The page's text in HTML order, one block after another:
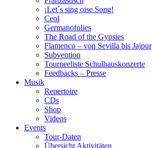
¡Let´s sing oise Song!
Ceol
Germanofolies
The Road of the Gypsies
Flamenco – von Sevilla bis Jajpur
Subvention
Tourneeliste Schulhauskonzerte
Feedbacks – Presse
Musik
Repertoire
CDs
Shop
Videos
Events
Tour-Daten
Übersicht Aktivitäten